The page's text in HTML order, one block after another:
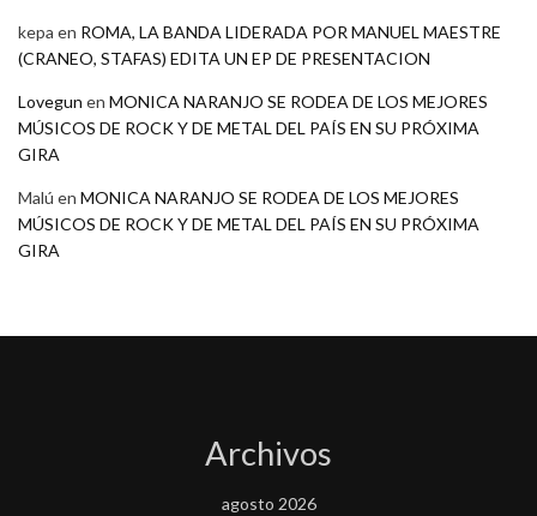
kepa en ROMA, LA BANDA LIDERADA POR MANUEL MAESTRE
(CRANEO, STAFAS) EDITA UN EP DE PRESENTACION
Lovegun en MONICA NARANJO SE RODEA DE LOS MEJORES
MÚSICOS DE ROCK Y DE METAL DEL PAÍS EN SU PRÓXIMA
GIRA
Malú en MONICA NARANJO SE RODEA DE LOS MEJORES
MÚSICOS DE ROCK Y DE METAL DEL PAÍS EN SU PRÓXIMA
GIRA
Archivos
agosto 2026